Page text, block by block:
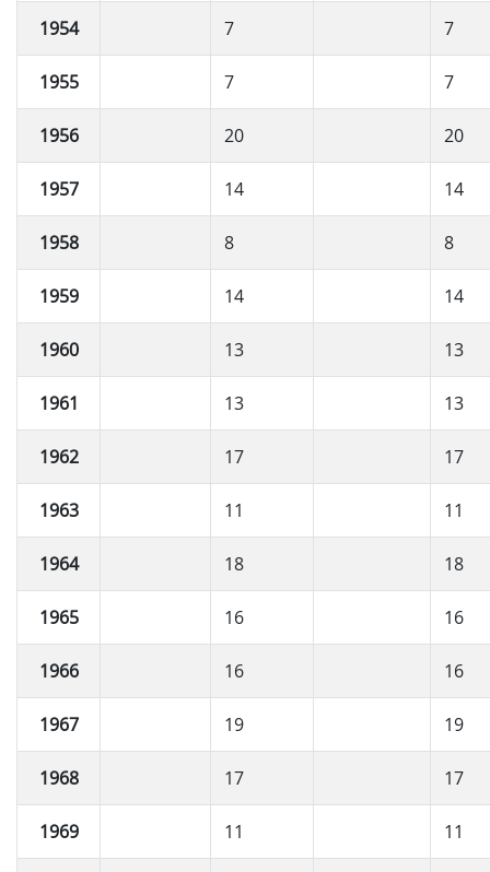
1954 7 7
1955 7 7
1956 20 20
1957 14 14
1958 8 8
1959 14 14
1960 13 13
1961 13 13
1962 17 17
1963 11 11
1964 18 18
1965 16 16
1966 16 16
1967 19 19
1968 17 17
1969 11 11